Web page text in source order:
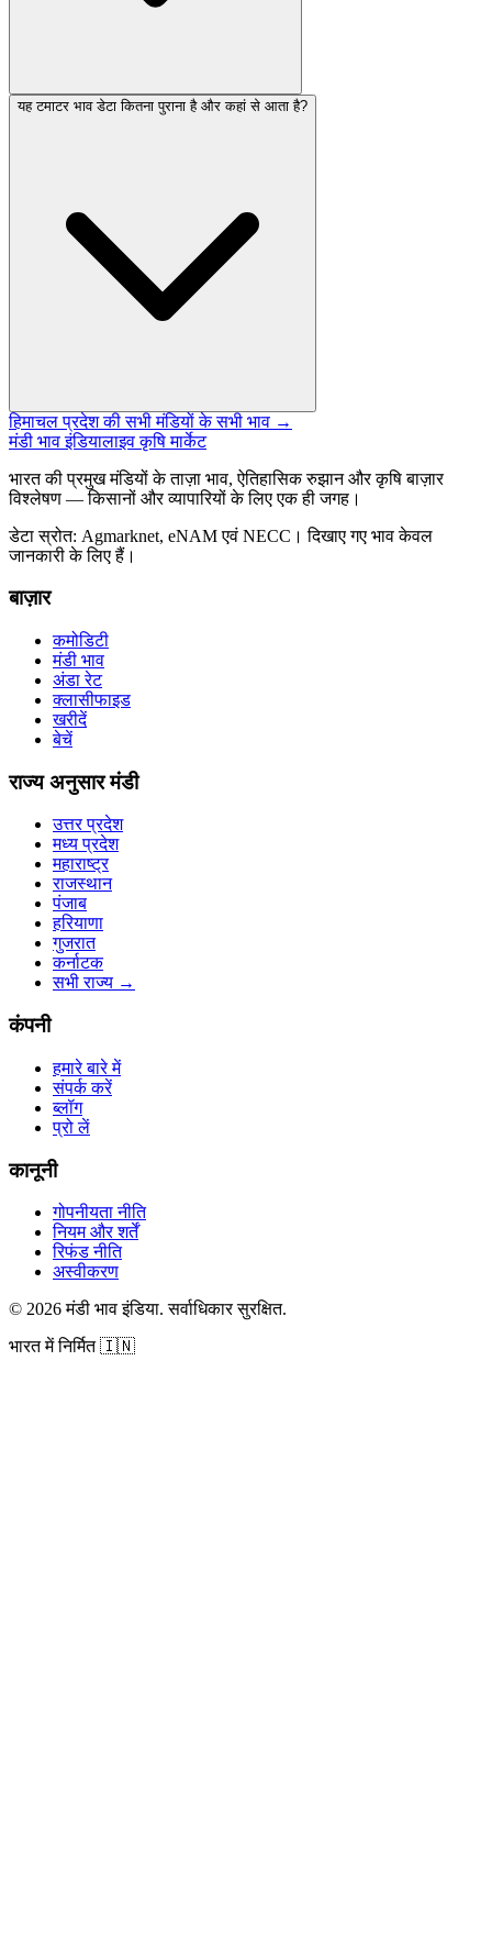
यह टमाटर भाव डेटा कितना पुराना है और कहां से आता है?
हिमाचल प्रदेश की सभी मंडियों के सभी भाव →
मंडी भाव इंडियालाइव कृषि मार्केट
भारत की प्रमुख मंडियों के ताज़ा भाव, ऐतिहासिक रुझान और कृषि बाज़ार
विश्लेषण — किसानों और व्यापारियों के लिए एक ही जगह।
डेटा स्रोत: Agmarknet, eNAM एवं NECC। दिखाए गए भाव केवल
जानकारी के लिए हैं।
बाज़ार
कमोडिटी
मंडी भाव
अंडा रेट
क्लासीफाइड
खरीदें
बेचें
राज्य अनुसार मंडी
उत्तर प्रदेश
मध्य प्रदेश
महाराष्ट्र
राजस्थान
पंजाब
हरियाणा
गुजरात
कर्नाटक
सभी राज्य →
कंपनी
हमारे बारे में
संपर्क करें
ब्लॉग
प्रो लें
कानूनी
गोपनीयता नीति
नियम और शर्तें
रिफंड नीति
अस्वीकरण
© 2026 मंडी भाव इंडिया.सर्वाधिकार सुरक्षित.
भारत में निर्मित🇮🇳